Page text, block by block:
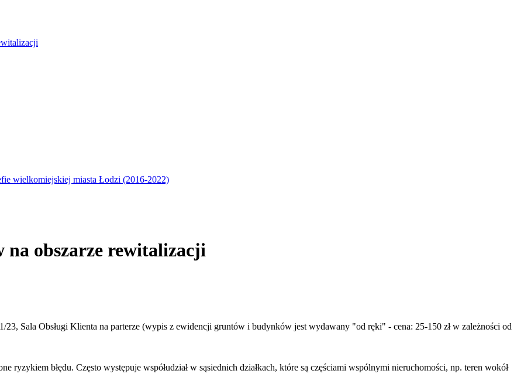
wielkomiejskiej miasta Łodzi (2016-2022)
na obszarze rewitalizacji
Sala Obsługi Klienta na parterze (wypis z ewidencji gruntów i budynków jest wydawany "od ręki" - cena: 25-150 zł w zależności od
ryzykiem błędu. Często występuje współudział w sąsiednich działkach, które są częściami wspólnymi nieruchomości, np. teren wokół